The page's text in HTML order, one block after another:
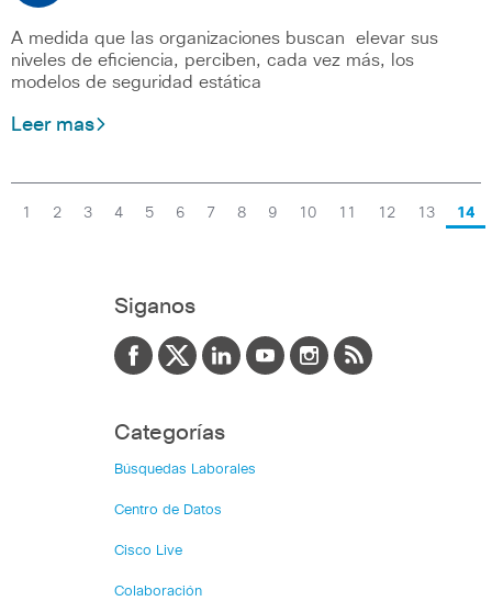
A medida que las organizaciones buscan elevar sus
niveles de eficiencia, perciben, cada vez más, los
modelos de seguridad estática
Leer mas
1 2 3 4 5 6 7 8 9 10 11 12 13 14
Siganos
Categorías
Búsquedas Laborales
Centro de Datos
Cisco Live
Colaboración